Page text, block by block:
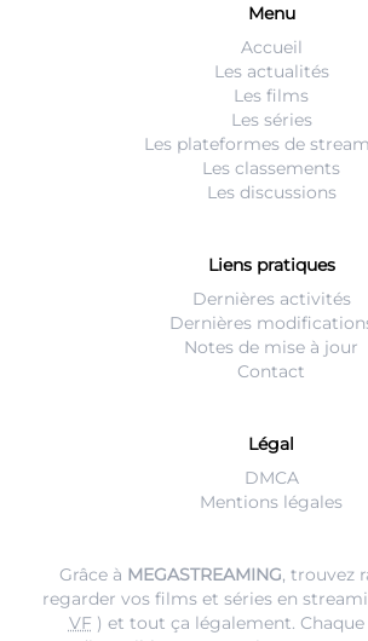
Menu
Accueil
Les actualités
Les films
Les séries
Les plateformes de
Les classements
Les discussions
Liens pratiques
Dernières activités
Dernières
Notes de mise à jour
Contact
Légal
DMCA
Mentions légales
Grâce à MEGASTREAMING, trouvez
regarder vos films et séries en
VF) et tout ça légalement.